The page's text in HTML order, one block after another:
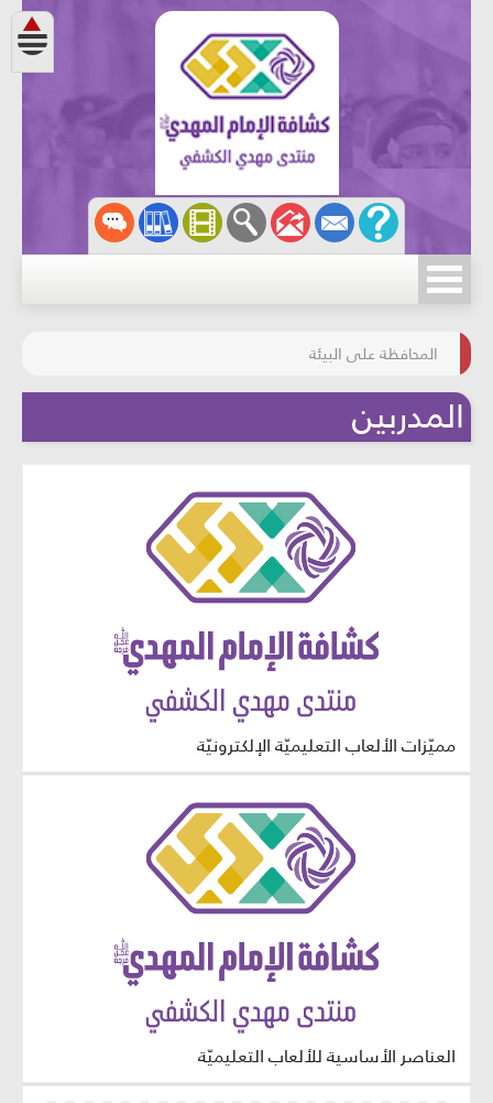
مسابقة الركب الحسينيّ
المحافظة على البيئة
المدربين
مميّزات الألعاب التعليميّة الإلكترونيّة
العناصر الأساسية للألعاب التعليميّة